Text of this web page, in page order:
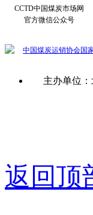
CCTD中国煤炭市场网
官方微信公众号
中国煤炭运销协会国
主办单位：
返回顶